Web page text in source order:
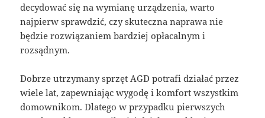
decydować się na wymianę urządzenia, warto
najpierw sprawdzić, czy skuteczna naprawa nie
będzie rozwiązaniem bardziej opłacalnym i
rozsądnym.
Dobrze utrzymany sprzęt AGD potrafi działać przez
wiele lat, zapewniając wygodę i komfort wszystkim
domownikom. Dlatego w przypadku pierwszych